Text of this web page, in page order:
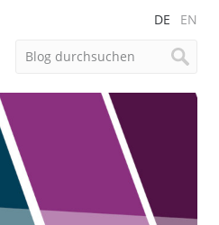
DE EN